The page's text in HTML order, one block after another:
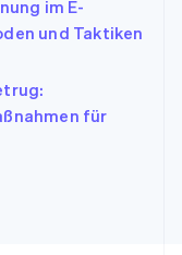
im E-
und Taktiken
für